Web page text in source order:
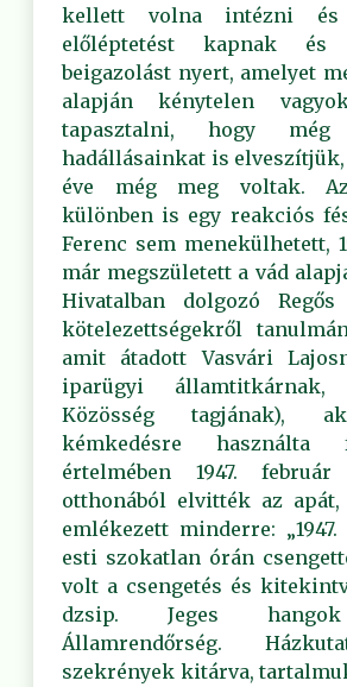
kellett volna intézni
előléptetést kapnak
beigazolást nyert, amelyet
alapján kénytelen
tapasztalni, hogy
hadállásainkat is elveszítjük,
éve még meg voltak.
különben is egy reakciós
Ferenc sem menekülhetett,
már megszületett a vád
Hivatalban dolgozó
kötelezettségekről
amit átadott Vasvári
iparügyi
Közösség tagjának),
kémkedésre használta
értelmében 1947.
otthonából elvitték az apát,
emlékezett minderre:
esti szokatlan órán
volt a csengetés és
dzsip. Jeges
Államrendőrség.
szekrények kitárva,